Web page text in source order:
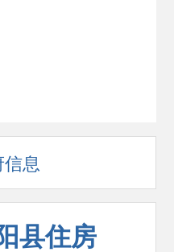
息
县住房